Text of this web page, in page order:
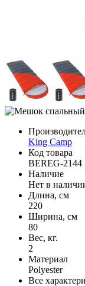
King Camp
Код товара
BEREG-2144
Наличие
Нет в
Длина, см
220
Ширина, см
80
Вес, кг.
2
Материал
Polyester
Все